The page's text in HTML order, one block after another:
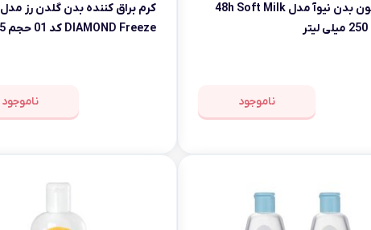
لوسیون بدن نیوآ مدل 48h Soft Milk
ناموجود
کرم براق کننده بدن گلدن رز مدل
ناموجود